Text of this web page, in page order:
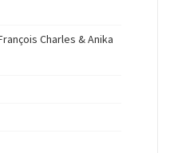
Charles & Anika